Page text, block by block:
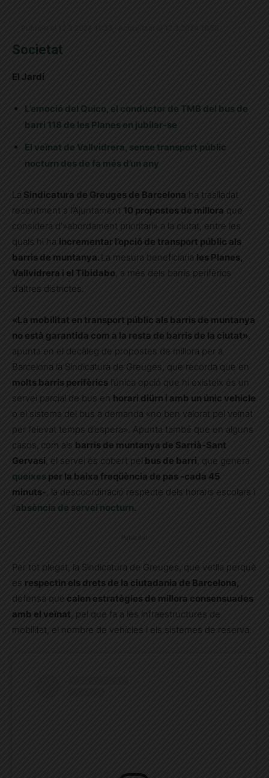
Societat
El Jardí
L’emoció del Quico, el conductor de TMB del bus de
barri 118 de les Planes en jubilar-se
El veïnat de Vallvidrera, sense transport públic
nocturn des de fa més d’un any
La Sindicatura de Greuges de Barcelona ha traslladat
recentment a l’Ajuntament 10 propostes de millora que
considera d'»abordament prioritari» a la ciutat, entre les
quals hi ha incrementar l’opció de transport públic als
barris de muntanya. La mesura beneficiaria les Planes,
Vallvidrera i el Tibidabo , a més dels barris perifèrics
d’altres districtes.
«La mobilitat en transport públic als barris de muntanya
no està garantida com a la resta de barris de la ciutat»,
apunta en el decàleg de propostes de millora per a
Barcelona la Sindicatura de Greuges, que recorda que en
molts barris perifèrics l’única opció que hi existeix és un
servei parcial de bus en horari diürn i amb un únic vehicle
o el sistema del bus a demanda «no ben valorat pel veïnat
per l’elevat temps d’espera». Apunta també que en alguns
casos, com als barris de muntanya de Sarrià-Sant
Gervasi, el servei és cobert pel bus de barri , que genera
queixes per la baixa freqüència de pas -cada 45
minuts-
, la descoordinació respecte dels horaris escolars i
l’absència de servei nocturn.
Publicitat
Per tot plegat, la Sindicatura de Greuges, que vetlla perquè
es respectin els drets de la ciutadania de Barcelona,
defensa que calen estratègies de millora consensuades
amb el veïnat, pel que fa a les infraestructures de
mobilitat, el nombre de vehicles i els sistemes de reserva.